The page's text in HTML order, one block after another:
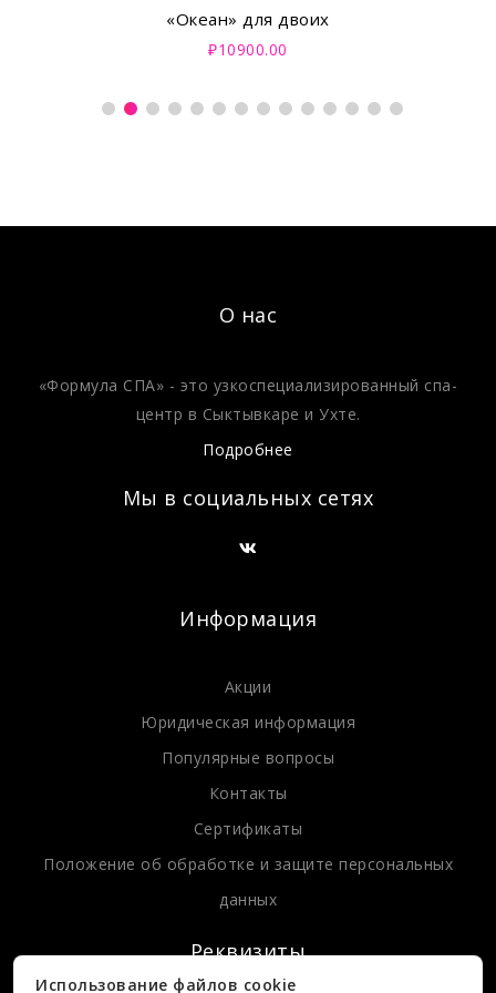
«Океан» для двоих
₽10900.00
Использование файлов cookie
О нас
«Формула СПА» - это узкоспециализированный спа-
центр в Сыктывкаре и Ухте.
Подробнее
Мы в социальных сетях
Информация
Акции
Юридическая информация
Популярные вопросы
Контакты
Сертификаты
Положение об обработке и защите персональных
данных
Реквизиты